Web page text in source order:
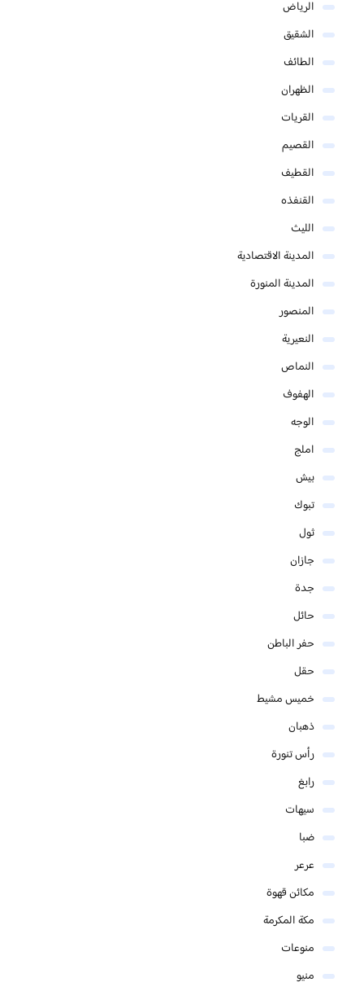
الرياض
الشقيق
الطائف
الظهران
القريات
القصيم
القطيف
القنفذه
الليث
المدينة الاقتصادية
المدينة المنورة
المنصور
النعيرية
النماص
الهفوف
الوجه
املج
بيش
تبوك
ثول
جازان
جدة
حائل
حفر الباطن
حقل
خميس مشيط
ذهبان
رأس تنورة
رابغ
سيهات
ضبا
عرعر
مكائن قهوة
مكة المكرمة
منوعات
منيو